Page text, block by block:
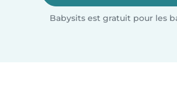
Babysits est gratuit pour les